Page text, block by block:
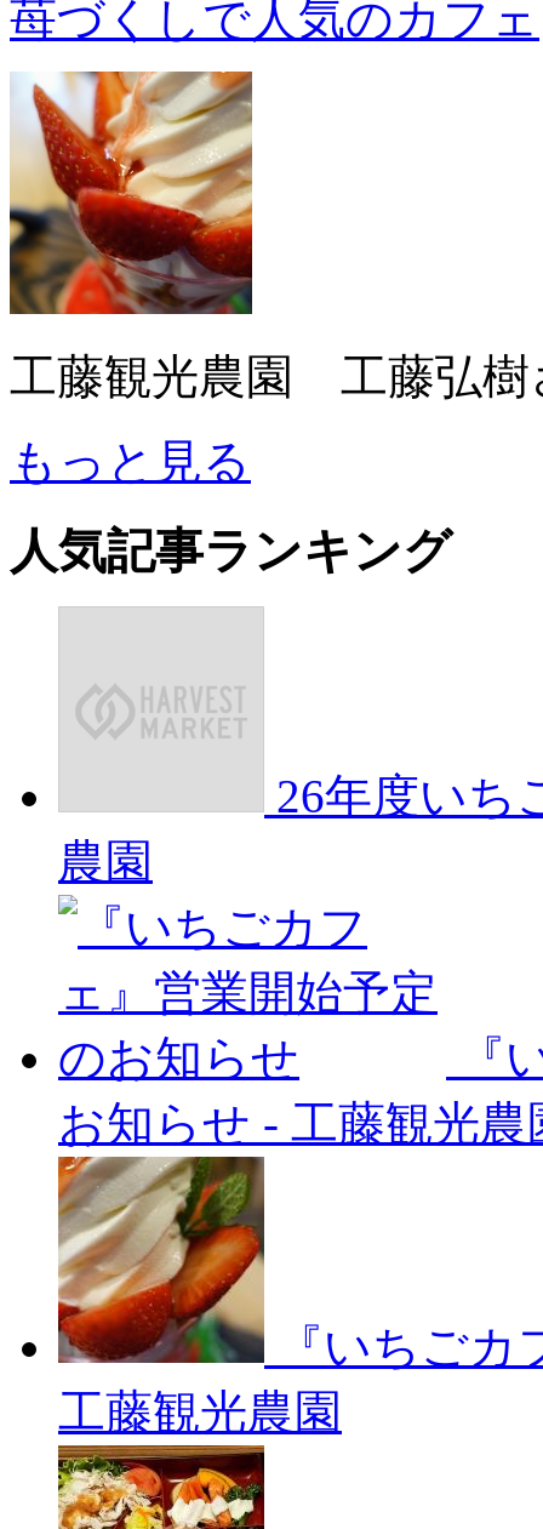
苺づくしで人気のカフェ
工藤観光農園 工藤弘樹
もっと見る
人気記事ランキング
26年度いち
農園
『
お知らせ - 工藤観光農
『いちご
工藤観光農園